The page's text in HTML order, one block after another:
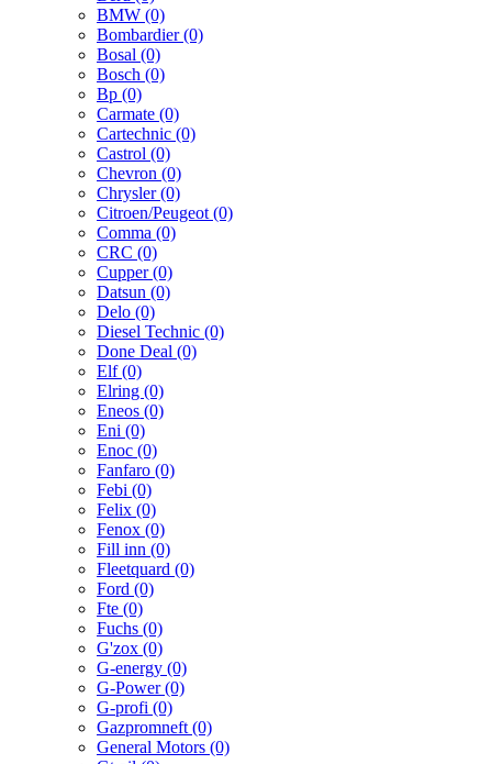
BMW (0)
Bombardier (0)
Bosal (0)
Bosch (0)
Bp (0)
Carmate (0)
Cartechnic (0)
Castrol (0)
Chevron (0)
Chrysler (0)
Citroen/Peugeot (0)
Comma (0)
CRC (0)
Cupper (0)
Datsun (0)
Delo (0)
Diesel Technic (0)
Done Deal (0)
Elf (0)
Elring (0)
Eneos (0)
Eni (0)
Enoc (0)
Fanfaro (0)
Febi (0)
Felix (0)
Fenox (0)
Fill inn (0)
Fleetquard (0)
Ford (0)
Fte (0)
Fuchs (0)
G'zox (0)
G-energy (0)
G-Power (0)
G-profi (0)
Gazpromneft (0)
General Motors (0)